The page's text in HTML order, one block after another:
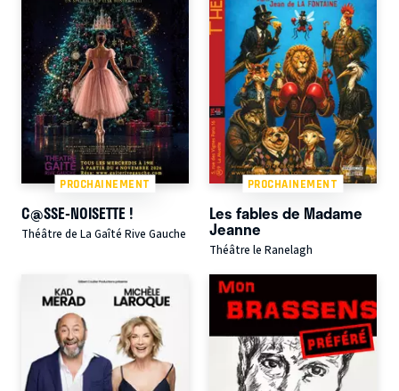
PROCHAINEMENT
C@SSE-NOISETTE !
Théâtre de La Gaîté Rive Gauche
PROCHAINEMENT
Les fables de Madame
Jeanne
Théâtre le Ranelagh